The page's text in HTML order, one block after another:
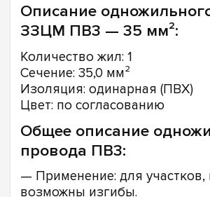
Описание
ЗЗЦМ ПВ3 — 35 мм²:
Количество жил: 1
Сечение: 35,0 мм²
Изоляция: одинарная (ПВХ)
Цвет: по согласованию
Общее описание
провода ПВ3:
— Применение: для участков,
возможны изгибы.